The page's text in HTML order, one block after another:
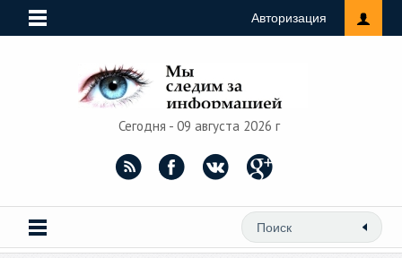
Авторизация
Сегодня - 09 августа 2026 г